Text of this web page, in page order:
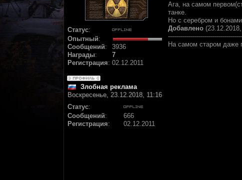
Статус:
Опытный:
Сообщений:
3936
Награды:
7
Регистрация: 02.12.2011
Ага, на самом
танке.
Но с серебром и
Добавлено
На самом старом даже
Злобная реклама
Воскресенье, 23.12.2018, 11:16
Статус:
Сообщений:
666
Регистрация: 02.12.2011